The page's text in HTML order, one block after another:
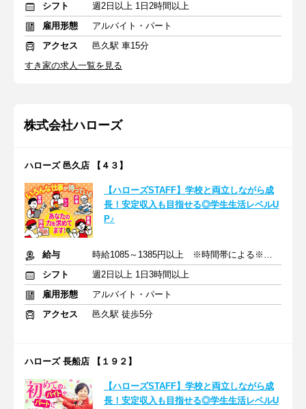
シフト
週2日以上 1日2時間以上
雇用形態
アルバイト・パート
アクセス
邑久駅 車15分
すき家の求人一覧を見る
株式会社ハローズ
ハローズ 邑久店 【４３】
【ハローズSTAFF】学校と両立しながら成
長！安定収入も目指せる◎学生生活レベルU
P♪
給与
時給1085～1385円以上 ※時間帯による※交通費支給
シフト
週2日以上 1日3時間以上
雇用形態
アルバイト・パート
アクセス
邑久駅 徒歩5分
ハローズ 長船店 【１９２】
【ハローズSTAFF】学校と両立しながら成
長！安定収入も目指せる◎学生生活レベルU